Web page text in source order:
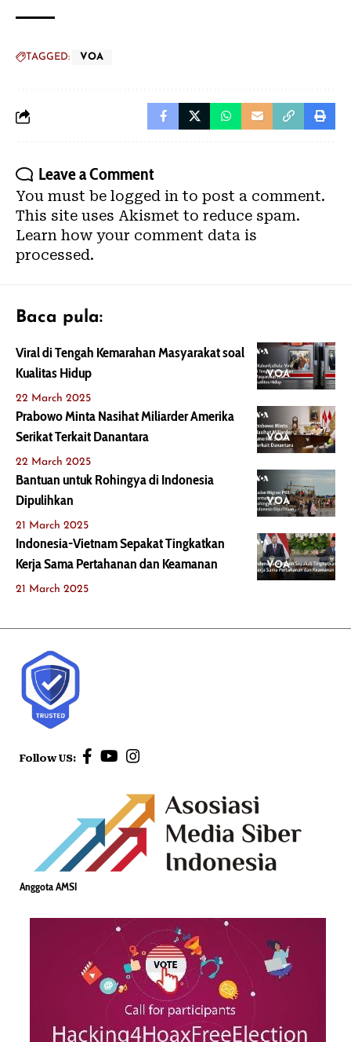
TAGGED: VOA
Leave a Comment
You must be logged in to post a comment.
This site uses Akismet to reduce spam.
Learn how your comment data is
processed.
Baca pula:
VOA
Viral di Tengah Kemarahan Masyarakat soal
Kualitas Hidup
22 March 2025
VOA
Prabowo Minta Nasihat Miliarder Amerika
Serikat Terkait Danantara
22 March 2025
VOA
Bantuan untuk Rohingya di Indonesia
Dipulihkan
21 March 2025
VOA
Indonesia-Vietnam Sepakat Tingkatkan
Kerja Sama Pertahanan dan Keamanan
21 March 2025
Follow US:
Anggota AMSI